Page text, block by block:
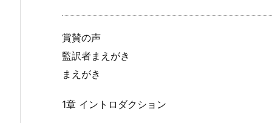
賞賛の声
監訳者まえがき
まえがき
1章 イントロダクション